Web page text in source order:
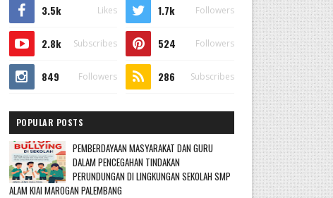
3.5k Likes 1.7k Followers
2.8k Subscribes 524 Followers
849 Followers 286 Subscribes
POPULAR POSTS
PEMBERDAYAAN MASYARAKAT DAN GURU
DALAM PENCEGAHAN TINDAKAN
PERUNDUNGAN DI LINGKUNGAN SEKOLAH SMP
ALAM KIAI MAROGAN PALEMBANG